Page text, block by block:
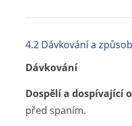
4.2 Dávkování a
Dávkování
Dospělí a dospívající
před spaním.